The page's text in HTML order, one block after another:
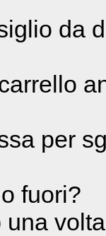
da
per
fuori?